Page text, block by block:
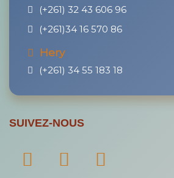
(+261) 32 43 606 96
(+261)34 16 570 86
Hery
(+261) 34 55 183 18
SUIVEZ-NOUS